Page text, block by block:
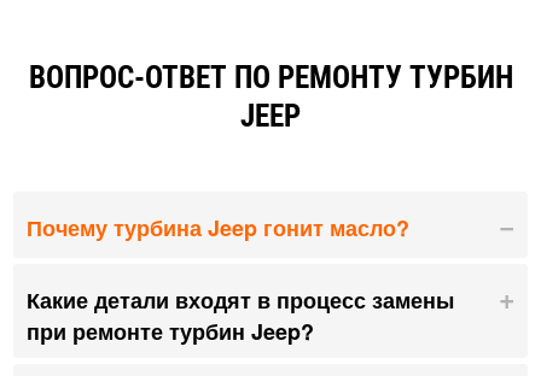
ВОПРОС-ОТВЕТ ПО РЕМОНТУ ТУРБИН
JEEP
Почему турбина Jeep гонит масло?
Какие детали входят в процесс замены
при ремонте турбин Jeep?